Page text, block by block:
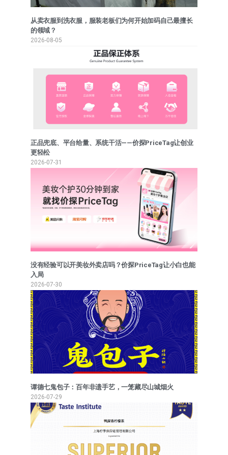
从卖衣服到洗衣服，服装老板们为何开始加码自己最擅长
的领域？
2026-08-05
正品兜底、平台给量、系统干活——价探PriceTag让创业
更轻松
2026-07-31
没有经验可以开美妆外卖店吗？价探PriceTag让小白也能
入局
2026-07-30
谭德七鬼包子：百年非遗手艺，一笼藏尽山城烟火
2026-07-29